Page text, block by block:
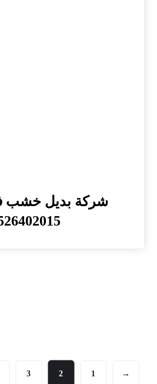
شركة بديل خشب
→
1
2
3